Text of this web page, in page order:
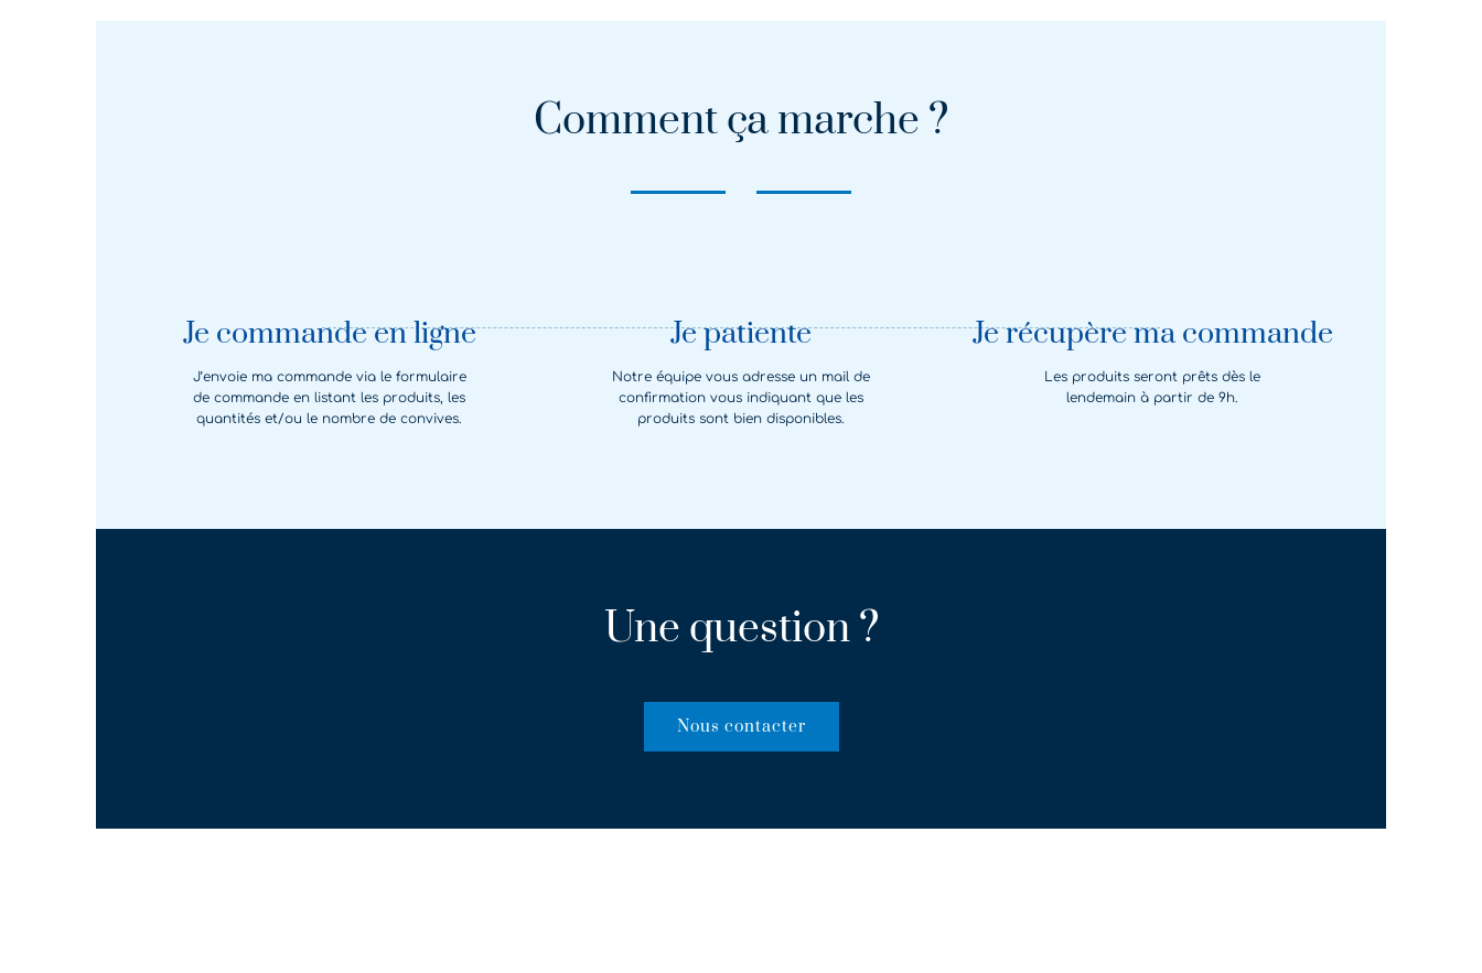
Comment ça marche ?
Je commande en ligne
J’envoie ma commande via le formulaire
de commande en listant les produits, les
quantités et/ou le nombre de convives.
Je patiente
Notre équipe vous adresse un mail de
confirmation vous indiquant que les
produits sont bien disponibles.
Je récupère ma commande
Les produits seront prêts dès le
lendemain à partir de 9h.
Une question ?
Nous contacter